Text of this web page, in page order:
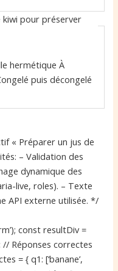
kiwi pour préserver
hermétique À
puis décongelé
« Préparer un jus de
– Validation des
dynamique des
live, roles). – Texte
API externe utilisée. */
const resultDiv =
// Réponses correctes
= { q1: [‘banane’,